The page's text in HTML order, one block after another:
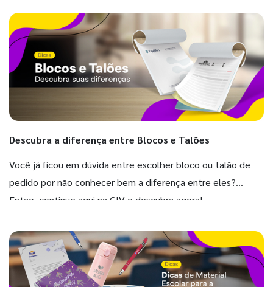
Descubra a diferença entre Blocos e Talões
Você já ficou em dúvida entre escolher bloco ou talão de
pedido por não conhecer bem a diferença entre eles?
Então, continue aqui na GIV e descubra agora!